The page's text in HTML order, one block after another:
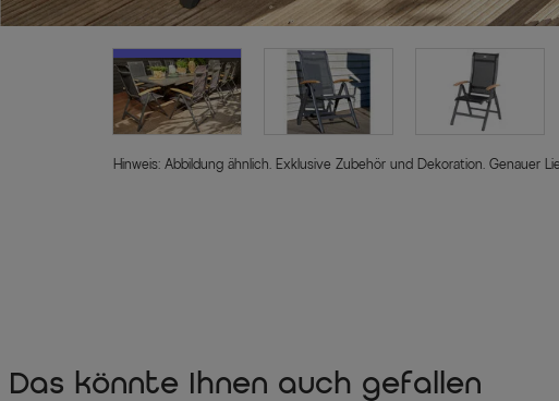
Hinweis: Abbildung ähnlich. Exklusive Zubehör und Dekoration. Genauer
Das könnte Ihnen auch gefallen